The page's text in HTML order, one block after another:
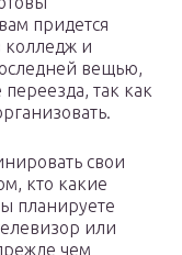
придется
колледж и
вещью,
так как
свои
кто какие
планируете
или
чем